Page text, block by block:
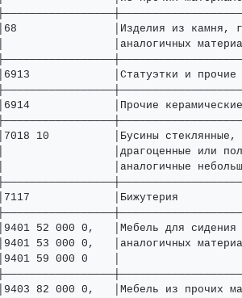
│68               │Изделия из камня,
│                 │аналогичных
│6913             │Статуэтки и прочие
│6914             │Прочие
│7018 10          │Бусины
│                 │драгоценные или
│                 │аналогичные
│7117             │Бижутерия
│9401 52 000 0,   │Мебель для
│9401 53 000 0,
│9401 59 000 0    │
│9403 82 000 0,   │Мебель из прочих